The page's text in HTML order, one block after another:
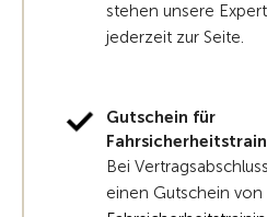
stehen unsere
jederzeit zur Seite.
Gutschein für
Bei
einen Gutschein von